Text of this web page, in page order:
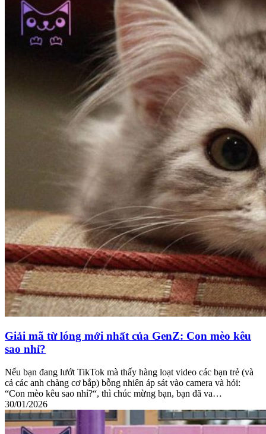
Giải mã từ lóng mới nhất của GenZ: Con mèo kêu
sao nhỉ?
Nếu bạn đang lướt TikTok mà thấy hàng loạt video các bạn trẻ (và
cả các anh chàng cơ bắp) bỗng nhiên áp sát vào camera và hỏi:
“Con mèo kêu sao nhỉ?“, thì chúc mừng bạn, bạn đã va…
30/01/2026